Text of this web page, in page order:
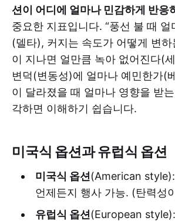
션이 어디에 얼마나 민감하게 반응
중요한 지표입니다. “풍선 불 때
(델타), 커지는 속도가 어떻게 변
이 지나면 얼만큼 녹아 없어진다(
변덕(변동성)에 얼마나 예민한가(
이 달라졌을 때 얼마나 영향을 받
각하면 이해하기 쉽습니다.
미국식 옵션과 유럽식 옵션
미국식 옵션(American
언제든지 행사 가능. (탄력성
유럽식 옵션(European